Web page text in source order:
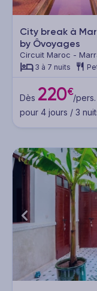
City break à
by Ôvoyages
Circuit Maroc -
3 à 7 nuits
Dès 220€/pers.
pour 4 jours / 3